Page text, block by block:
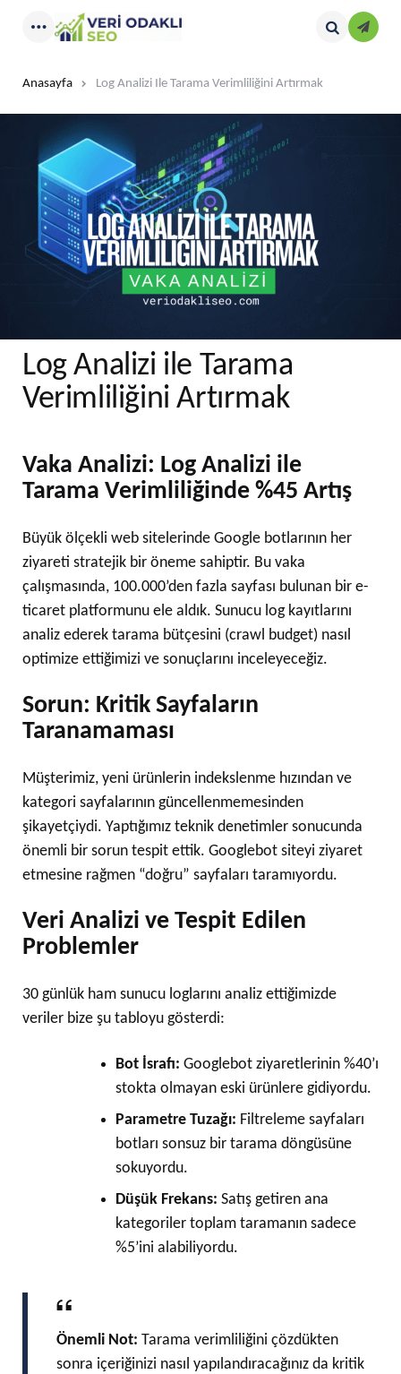
Kayıt
Anasayfa Log Analizi Ile Tarama Verimliliğini Artırmak
Log Analizi ile Tarama
Verimliliğini Artırmak
Vaka Analizi: Log Analizi ile
Tarama Verimliliğinde %45 Artış
Büyük ölçekli web sitelerinde Google botlarının her
ziyareti stratejik bir öneme sahiptir. Bu vaka
çalışmasında, 100.000’den fazla sayfası bulunan bir e-
ticaret platformunu ele aldık. Sunucu log kayıtlarını
analiz ederek tarama bütçesini (crawl budget) nasıl
optimize ettiğimizi ve sonuçlarını inceleyeceğiz.
Sorun: Kritik Sayfaların
Taranamaması
Müşterimiz, yeni ürünlerin indekslenme hızından ve
kategori sayfalarının güncellenmemesinden
şikayetçiydi. Yaptığımız teknik denetimler sonucunda
önemli bir sorun tespit ettik. Googlebot siteyi ziyaret
etmesine rağmen “doğru” sayfaları taramıyordu.
Veri Analizi ve Tespit Edilen
Problemler
30 günlük ham sunucu loglarını analiz ettiğimizde
veriler bize şu tabloyu gösterdi:
Bot İsrafı: Googlebot ziyaretlerinin %40’ı
stokta olmayan eski ürünlere gidiyordu.
Parametre Tuzağı: Filtreleme sayfaları
botları sonsuz bir tarama döngüsüne
sokuyordu.
Düşük Frekans: Satış getiren ana
kategoriler toplam taramanın sadece
%5’ini alabiliyordu.
Önemli Not: Tarama verimliliğini çözdükten
sonra içeriğinizi nasıl yapılandıracağınız da kritik